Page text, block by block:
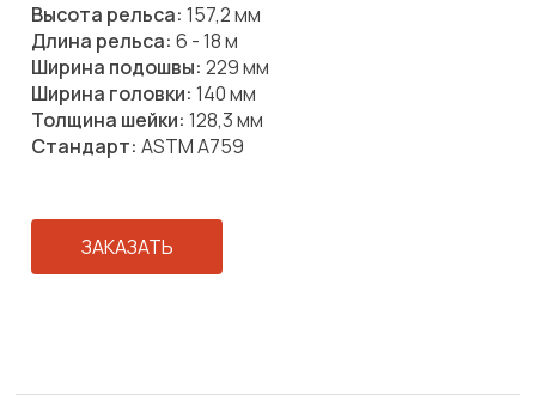
Высота рельса: 157,2 мм
Длина рельса: 6 - 18 м
Ширина подошвы: 229 мм
Ширина головки: 140 мм
Толщина шейки: 128,3 мм
Стандарт: ASTM A759
ЗАКАЗАТЬ